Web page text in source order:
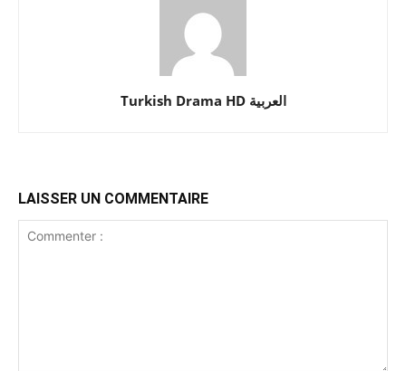
Turkish Drama HD العربية
LAISSER UN COMMENTAIRE